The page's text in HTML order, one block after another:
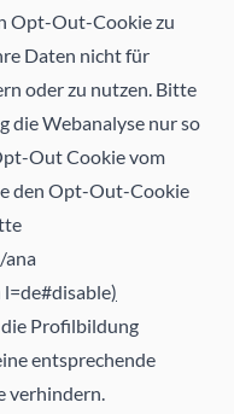
Opt-Out-Cookie zu
Daten nicht für
oder zu nutzen. Bitte
die Webanalyse nur so
Out­ Cookie vom
den Opt-Out-Cookie
ana
)
die Profilbildung
entsprechende
verhindern.